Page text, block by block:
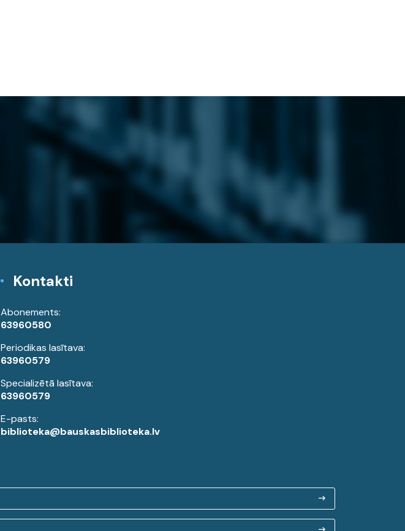
Kontakti
Abonements:
63960580
Periodikas lasītava:
63960579
Specializētā lasītava:
63960579
E-pasts:
biblioteka@bauskasbiblioteka.lv